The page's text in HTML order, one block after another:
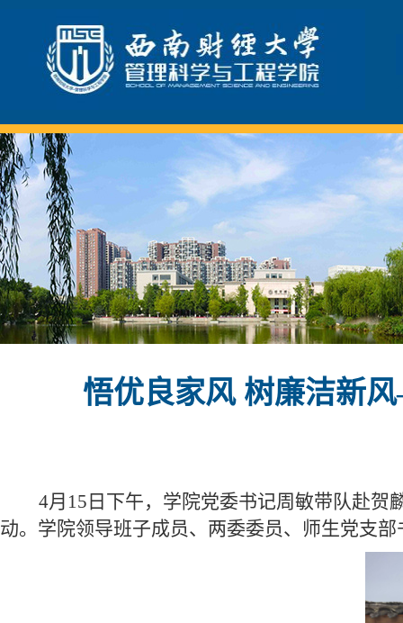
悟优良家风 树廉洁新
4月15日下午，学院党委书记周敏带队赴贺
动。学院领导班子成员、两委委员、师生党支